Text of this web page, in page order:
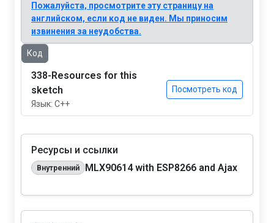
Пожалуйста, просмотрите эту страницу на
английском, если код не виден. Мы приносим
извинения за неудобства.
Код
338-Resources for this
sketch
Язык: C++
Посмотреть код
Ресурсы и ссылки
Внутренний MLX90614 with ESP8266 and Ajax